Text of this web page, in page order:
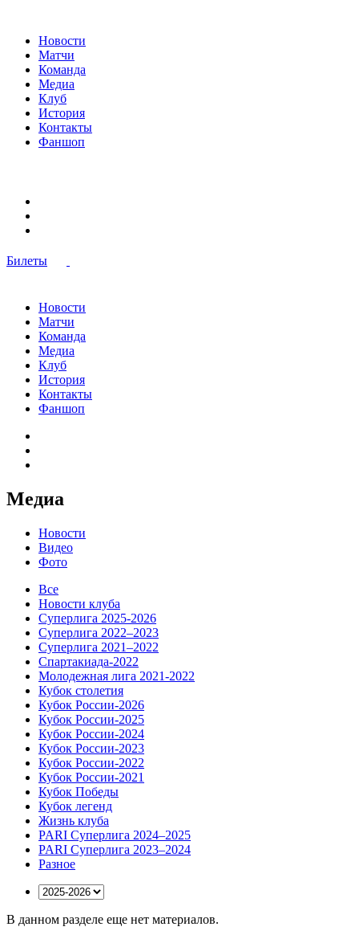
Новости
Матчи
Команда
Медиа
Клуб
История
Контакты
Фаншоп
Билеты
Новости
Матчи
Команда
Медиа
Клуб
История
Контакты
Фаншоп
Медиа
Новости
Видео
Фото
Все
Новости клуба
Суперлига 2025-2026
Суперлига 2022–2023
Суперлига 2021–2022
Спартакиада-2022
Молодежная лига 2021-2022
Кубок столетия
Кубок России-2026
Кубок России-2025
Кубок России-2024
Кубок России-2023
Кубок России-2022
Кубок России-2021
Кубок Победы
Кубок легенд
Жизнь клуба
PARI Суперлига 2024–2025
PARI Суперлига 2023–2024
Разное
В данном разделе еще нет материалов.